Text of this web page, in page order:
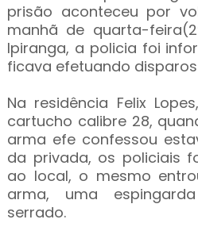
prisão aconteceu por
manhã de quarta-
Ipiranga, a policia foi
ficava efetuando
Na residência Felix
cartucho calibre 28,
arma efe confessou
da privada, os policiais
ao local, o mesmo
arma, uma
serrado.